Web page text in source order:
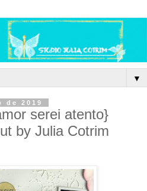
▼
de 2019
serei atento}
by Julia Cotrim